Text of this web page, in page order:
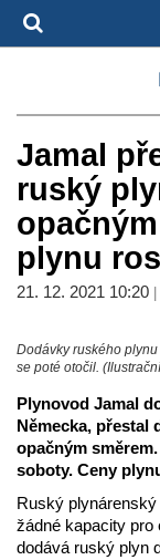
Jamal
ruský
plynu
21. 12. 2021 10:20
Dodávky ruského
se poté otočil.
Plynovod Jamal
Německa, přestal
opačným
soboty. Ceny
Ruský
žádné kapacity
dodává ruský plyn